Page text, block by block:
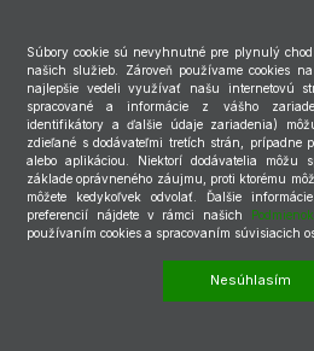
Súbory cookie sú nevyhnutné pre plynulý
našich služieb. Zároveň používame cookies
najlepšie vedeli využívať našu internetovú
spracované a informácie z vášho
identifikátory a ďalšie údaje zariadenia)
zdieľané s dodávateľmi tretích strán, prípadne
alebo aplikáciou. Niektorí dodávatelia môžu
základe oprávneného záujmu, proti ktorému
môžete kedykoľvek odvolať. Ďalšie
preferencií nájdete v rámci našich
používaním cookies a spracovaním súvisiacich
Nesúhlasím